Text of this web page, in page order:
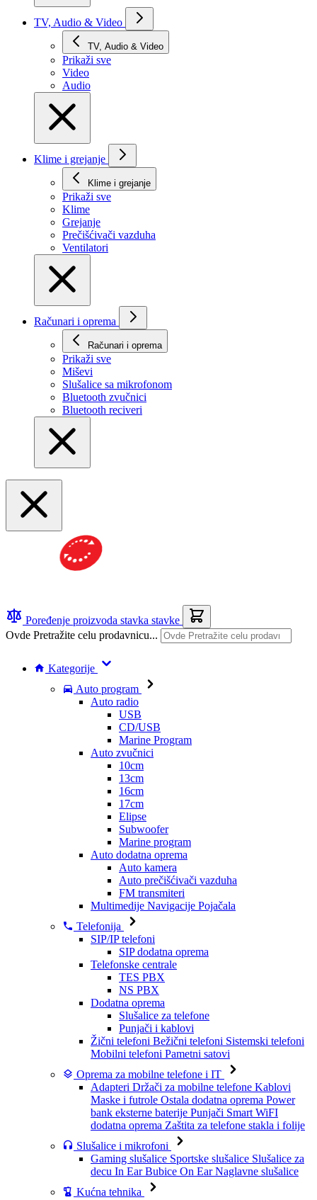
TV, Audio & Video
TV, Audio & Video
Prikaži svе
Video
Audio
Klime i grejanje
Klime i grejanje
Prikaži svе
Klime
Grejanje
Prečišćivači vazduha
Ventilatori
Računari i oprema
Računari i oprema
Prikaži svе
Miševi
Slušalice sa mikrofonom
Bluetooth zvučnici
Bluetooth reciveri
Poređenje proizvoda stavka stavke
Ovde Pretražite celu prodavnicu...
Kategorije
Auto program
Auto radio
USB
CD/USB
Marine Program
Auto zvučnici
10cm
13cm
16cm
17cm
Elipse
Subwoofer
Marine program
Auto dodatna oprema
Auto kamera
Auto prečišćivači vazduha
FM transmiteri
Multimedije Navigacije Pojačala
Telefonija
SIP/IP telefoni
SIP dodatna oprema
Telefonske centrale
TES PBX
NS PBX
Dodatna oprema
Slušalice za telefone
Punjači i kablovi
Žični telefoni Bežični telefoni Sistemski telefoni
Mobilni telefoni Pametni satovi
Oprema za mobilne telefone i IT
Adapteri Držači za mobilne telefone Kablovi
Maske i futrole Ostala dodatna oprema Power
bank eksterne baterije Punjači Smart WiFI
dodatna oprema Zaštita za telefone stakla i folije
Slušalice i mikrofoni
Gaming slušalice Sportske slušalice Slušalice za
decu In Ear Bubice On Ear Naglavne slušalice
Kućna tehnika